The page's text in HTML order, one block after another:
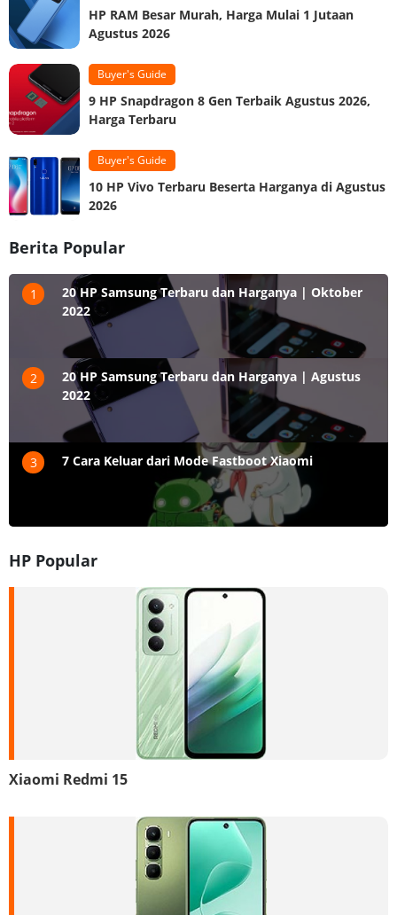
HP RAM Besar Murah, Harga Mulai 1 Jutaan
Agustus 2026
Buyer's Guide
9 HP Snapdragon 8 Gen Terbaik Agustus 2026,
Harga Terbaru
Buyer's Guide
10 HP Vivo Terbaru Beserta Harganya di Agustus
2026
Berita Popular
1
20 HP Samsung Terbaru dan Harganya | Oktober
2022
2
20 HP Samsung Terbaru dan Harganya | Agustus
2022
3 7 Cara Keluar dari Mode Fastboot Xiaomi
HP Popular
Xiaomi Redmi 15